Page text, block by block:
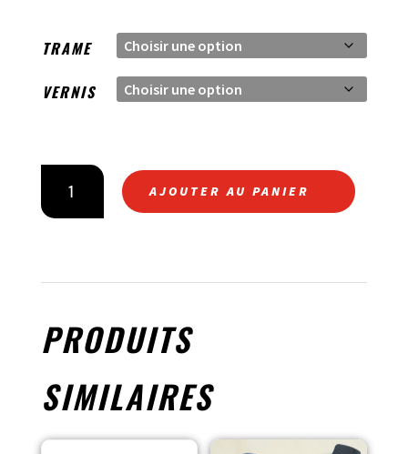
TRAME
VERNIS
QUANTITÉ
DE
ARRIÈRE
AJOUTER AU PANIER
PRODUITS
SIMILAIRES